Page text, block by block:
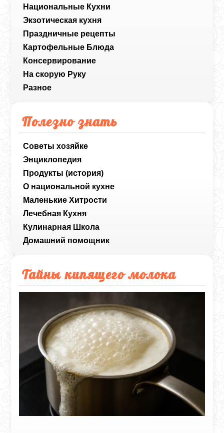
Национальные Кухни
Экзотическая кухня
Праздничные рецепты
Картофельные Блюда
Консервирование
На скорую Руку
Разное
Полезно знать
Советы хозяйке
Энциклопедия
Продукты (история)
О национальной кухне
Маленькие Хитрости
Лечебная Кухня
Кулинарная Школа
Домашний помощник
Тайны кипящего молока